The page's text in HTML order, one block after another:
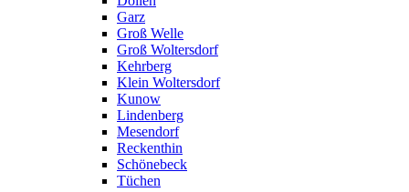
Garz
Groß Welle
Groß Woltersdorf
Kehrberg
Klein Woltersdorf
Kunow
Lindenberg
Mesendorf
Reckenthin
Schönebeck
Tüchen